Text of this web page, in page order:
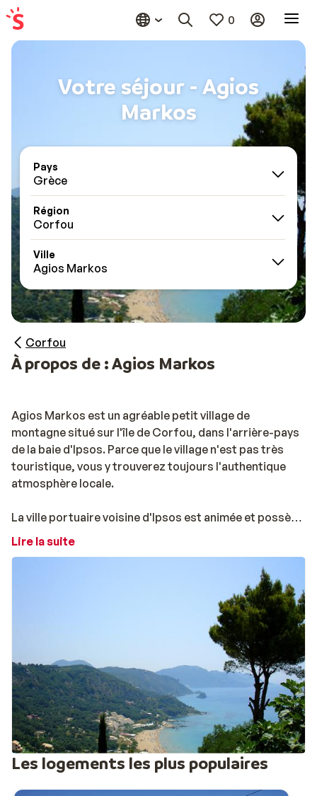
0
Votre séjour - Agios
Markos
Pays
Grèce
Région
Corfou
Ville
Agios Markos
Corfou
À propos de : Agios Markos
Agios Markos est un agréable petit village de
montagne situé sur l'île de Corfou, dans l'arrière-pays
de la baie d'Ipsos. Parce que le village n'est pas très
touristique, vous y trouverez toujours l'authentique
atmosphère locale.
La ville portuaire voisine d'Ipsos est animée et possède
une petite plage de galets. Et avec de nombreuses
trouveront également leur compte. La route principale
traverse le centre d'Ipsos et ses nombreux restaurants
et bars, ainsi que son agréable vie nocturne.
Lire la suite
Les logements les plus populaires